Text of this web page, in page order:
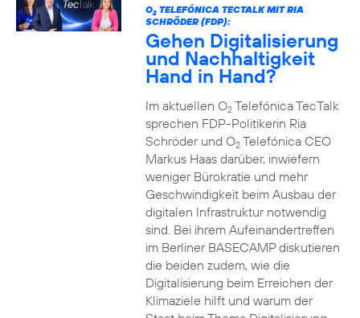
O2TELEFÓNICA TECTALK MIT RIA
SCHRÖDER (FDP):
Gehen Digitalisierung
und Nachhaltigkeit
Hand in Hand?
Im aktuellen O2Telefónica TecTalk
sprechen FDP-Politikerin Ria
Schröder und O2Telefónica CEO
Markus Haas darüber, inwiefern
weniger Bürokratie und mehr
Geschwindigkeit beim Ausbau der
digitalen Infrastruktur notwendig
sind. Bei ihrem Aufeinandertreffen
im Berliner BASECAMP diskutieren
die beiden zudem, wie die
Digitalisierung beim Erreichen der
Klimaziele hilft und warum der